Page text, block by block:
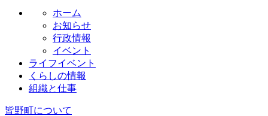
ホーム
お知らせ
行政情報
イベント
ライフイベント
くらしの情報
組織と仕事
皆野町について